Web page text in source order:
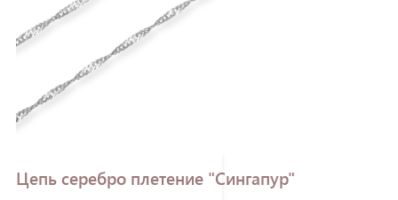
Цепь серебро плетение "Сингапур"